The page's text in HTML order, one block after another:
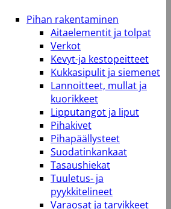
Pihan rakentaminen
Aitaelementit ja tolpat
Verkot
Kevyt-ja kestopeitteet
Kukkasipulit ja siemenet
Lannoitteet, mullat ja
kuorikkeet
Lipputangot ja liput
Pihakivet
Pihapäällysteet
Suodatinkankaat
Tasaushiekat
Tuuletus- ja
pyykkitelineet
Varaosat ja tarvikkeet